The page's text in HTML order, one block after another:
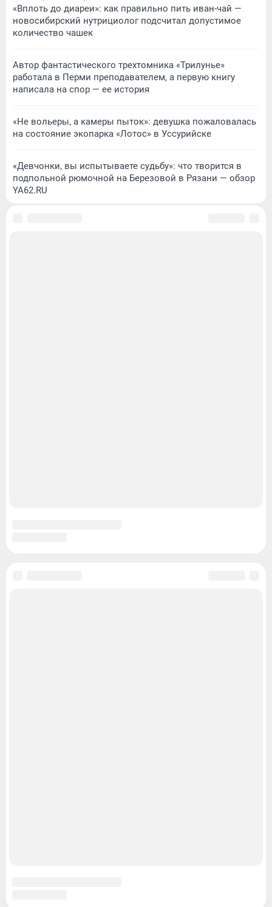
«Вплоть до диареи»: как правильно пить иван-чай —
новосибирский нутрициолог подсчитал допустимое
количество чашек
Автор фантастического трехтомника «Трилунье»
работала в Перми преподавателем, а первую книгу
написала на спор — ее история
«Не вольеры, а камеры пыток»: девушка пожаловалась
на состояние экопарка «Лотос» в Уссурийске
«Девчонки, вы испытываете судьбу»: что творится в
подпольной рюмочной на Березовой в Рязани — обзор
YA62.RU